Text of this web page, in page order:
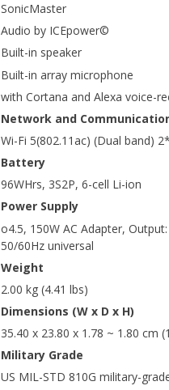
SonicMaster
Audio by ICEpower©
Built-in speaker
Built-in array microphone
with Cortana and Alexa voice-
Network and
Wi-Fi 5(802.11ac) (Dual band)
Battery
96WHrs, 3S2P, 6-cell Li-ion
Power Supply
o4.5, 150W AC Adapter,
50/60Hz universal
Weight
2.00 kg (4.41 lbs)
Dimensions (W x D x H)
35.40 x 23.80 x 1.78 ~ 1.80 cm
Military Grade
US MIL-STD 810G military-